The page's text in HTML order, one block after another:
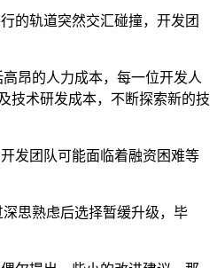
的轨道突然交汇碰撞，开发团
昂的人力成本，每一位开发人
技术研发成本，不断探索新的技
发团队可能面临着融资困难等
思熟虑后选择暂缓升级，毕